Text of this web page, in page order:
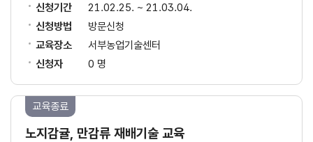
신청기간
21.02.25. ~ 21.03.04.
신청방법
방문신청
교육장소
서부농업기술센터
신청자
0 명
노지감귤, 만감류 재배기술 교육
교육종료